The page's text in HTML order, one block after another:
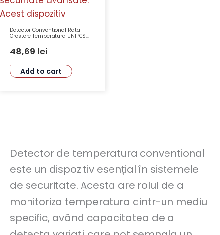
Detector Conventional Rata
Crestere Temperatura UNIPOS
Clasa A2R IP43
48,69 lei
Add to cart
Detector de temperatura conventional
este un dispozitiv esențial în sistemele
de securitate. Acesta are rolul de a
monitoriza temperatura dintr-un mediu
specific, având capacitatea de a